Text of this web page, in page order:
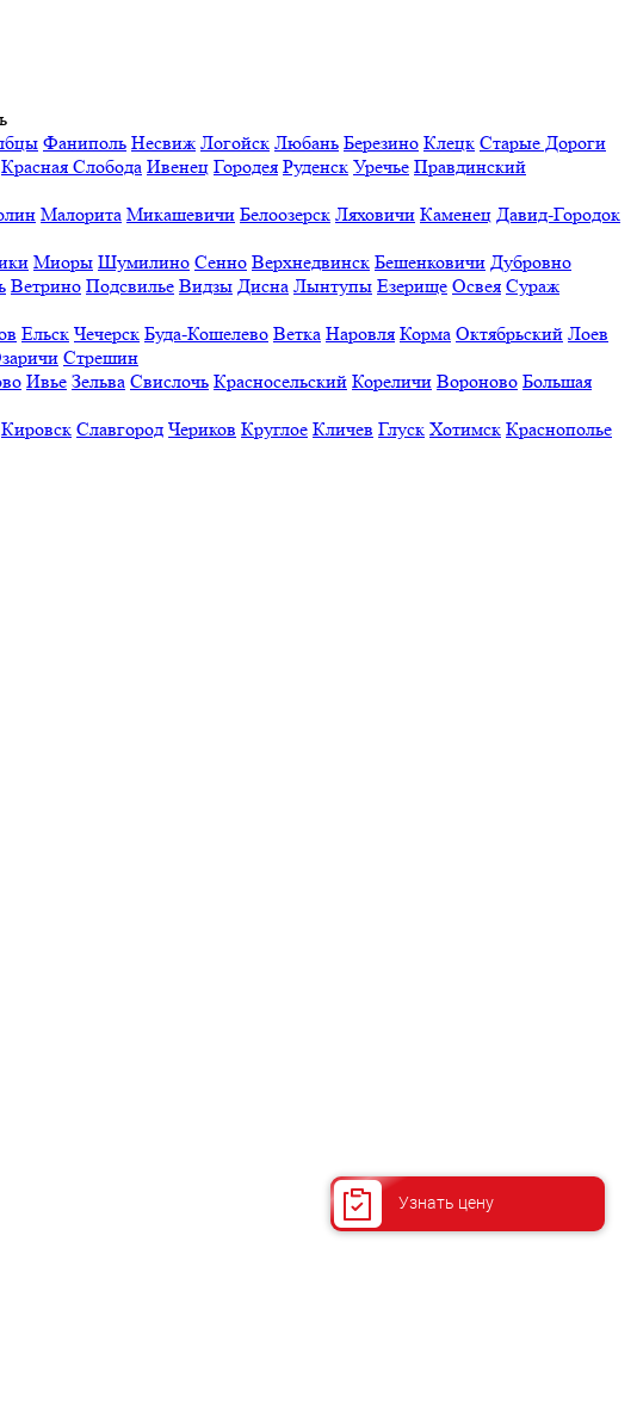
Фаниполь Несвиж Логойск Любань Березино Клецк Старые Дороги
Красная Слобода Ивенец Городея Руденск Уречье Правдинский
Малорита Микашевичи Белоозерск Ляховичи Каменец Давид-Городок
Миоры Шумилино Сенно Верхнедвинск Бешенковичи Дубровно
Ветрино Подсвилье Видзы Дисна Лынтупы Езерище Освея Сураж
Ельск Чечерск Буда-Кошелево Ветка Наровля Корма Октябрьский Лоев
Стрешин
Ивье Зельва Свислочь Красносельский Кореличи Вороново Большая
Кировск Славгород Чериков Круглое Кличев Глуск Хотимск Краснополье
Узнать цену